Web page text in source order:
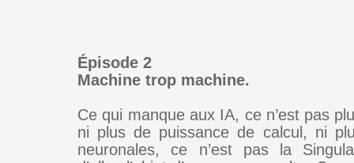
Épisode 2
Machine trop machine.
Ce qui manque aux IA, ce n’est pas
ni plus de puissance de calcul, ni
neuronales, ce n’est pas la